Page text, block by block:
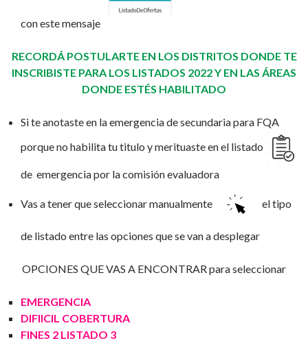
con este mensaje
RECORDÁ POSTULARTE EN LOS DISTRITOS DONDE TE
INSCRIBISTE PARA LOS LISTADOS 2022 Y EN LAS ÁREAS
DONDE ESTÉS HABILITADO
Si te anotaste en la emergencia de secundaria para FQA
porque no habilita tu titulo y merituaste en el listado
de emergencia por la comisión evaluadora
Vas a tener que seleccionar manualmente el tipo
de listado entre las opciones que se van a desplegar
OPCIONES QUE VAS A ENCONTRAR para seleccionar
EMERGENCIA
DIFIICIL COBERTURA
FINES 2 LISTADO 3